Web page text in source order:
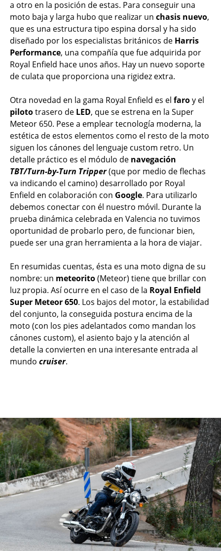
a otro en la posición de estas. Para conseguir una
moto baja y larga hubo que realizar un chasis nuevo,
que es una estructura tipo espina dorsal y ha sido
diseñado por los especialistas británicos de Harris
Performance, una compañía que fue adquirida por
Royal Enfield hace unos años. Hay un nuevo soporte
de culata que proporciona una rigidez extra.
Otra novedad en la gama Royal Enfield es el faroy el
pilototrasero de LED, que se estrena en la Super
Meteor 650. Pese a emplear tecnología moderna, la
estética de estos elementos como el resto de la moto
siguen los cánones del lenguaje custom retro. Un
detalle práctico es el módulo de navegación
TBT/Turn-by-Turn Tripper(que por medio de flechas
va indicando el camino) desarrollado por Royal
Enfield en colaboración con Google. Para utilizarlo
debemos conectar con él nuestro móvil. Durante la
prueba dinámica celebrada en Valencia no tuvimos
oportunidad de probarlo pero, de funcionar bien,
puede ser una gran herramienta a la hora de viajar.
En resumidas cuentas, ésta es una moto digna de su
nombre: un meteorito(Meteor) tiene que brillar con
luz propia. Así ocurre en el caso de la Royal Enfield
Super Meteor 650. Los bajos del motor, la estabilidad
del conjunto, la conseguida postura encima de la
moto (con los pies adelantados como mandan los
cánones custom), el asiento bajo y la atención al
detalle la convierten en una interesante entrada al
mundo cruiser.